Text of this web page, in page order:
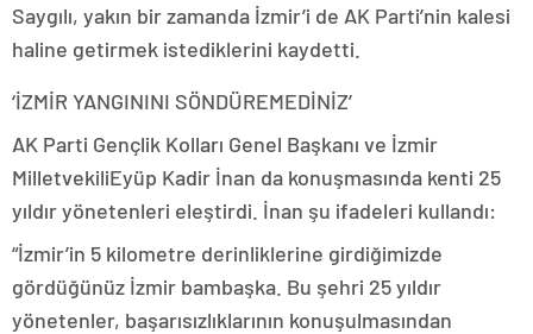
Saygılı, yakın bir zamanda İzmir’i de AK Parti’nin kalesi
haline getirmek istediklerini kaydetti.
‘İZMİR YANGININI SÖNDÜREMEDİNİZ’
AK Parti Gençlik Kolları Genel Başkanı ve İzmir
MilletvekiliEyüp Kadir İnan da konuşmasında kenti 25
yıldır yönetenleri eleştirdi. İnan şu ifadeleri kullandı:
“İzmir’in 5 kilometre derinliklerine girdiğimizde
gördüğünüz İzmir bambaşka. Bu şehri 25 yıldır
yönetenler, başarısızlıklarının konuşulmasından